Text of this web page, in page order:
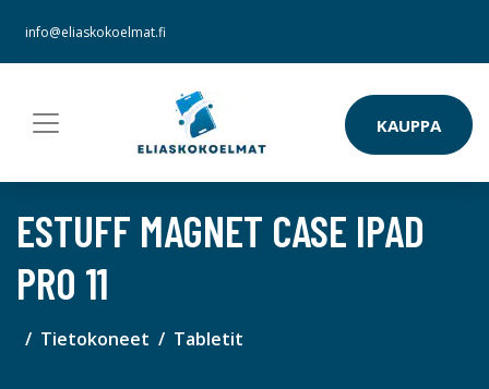
info@eliaskokoelmat.fi
KAUPPA
ESTUFF MAGNET CASE IPAD
PRO 11
Tietokoneet Tabletit